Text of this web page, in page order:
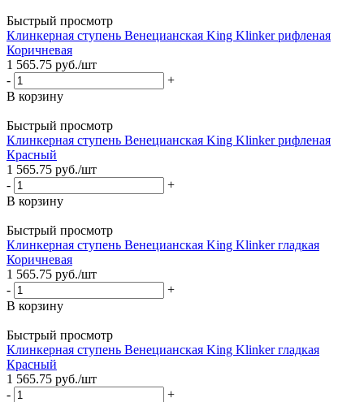
Быстрый просмотр
Клинкерная ступень Венецианская King Klinker рифленая
Коричневая
1 565.75 руб./шт
-
+
В корзину
Быстрый просмотр
Клинкерная ступень Венецианская King Klinker рифленая
Красный
1 565.75 руб./шт
-
+
В корзину
Быстрый просмотр
Клинкерная ступень Венецианская King Klinker гладкая
Коричневая
1 565.75 руб./шт
-
+
В корзину
Быстрый просмотр
Клинкерная ступень Венецианская King Klinker гладкая
Красный
1 565.75 руб./шт
-
+